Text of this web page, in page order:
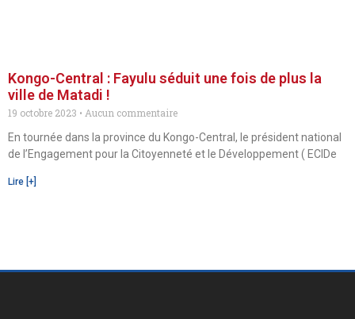
Kongo-Central : Fayulu séduit une fois de plus la
ville de Matadi !
19 octobre 2023
Aucun commentaire
En tournée dans la province du Kongo-Central, le président national
de l’Engagement pour la Citoyenneté et le Développement ( ECIDe
Lire [+]